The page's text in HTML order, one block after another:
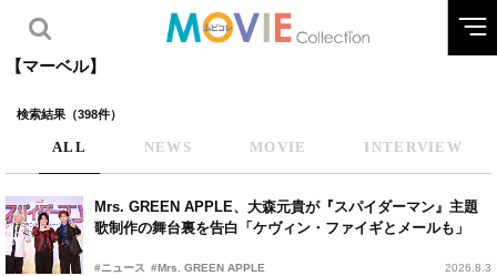
【マーベル】
検索結果（398件）
ALL NEWS MOVIE INTERVIEW
Mrs. GREEN APPLE、大森元貴が『スパイダーマン』主題
歌制作の舞台裏を告白「ケヴィン・ファイギとメールも」
#ニュース #Mrs. GREEN APPLE 2026.8.3